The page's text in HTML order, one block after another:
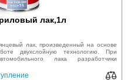
лак,1л
лак, произведенный на основе
двухслойную технологию. При
лака разработчики